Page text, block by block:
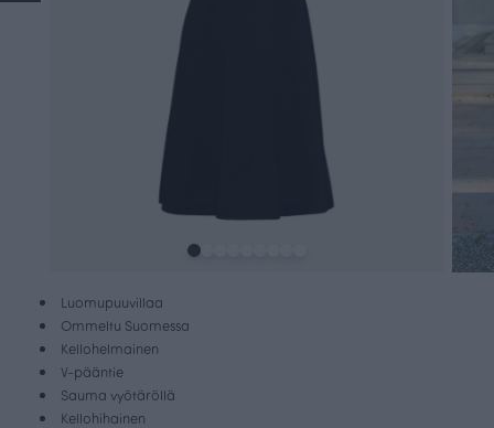
Luomupuuvillaa
Ommeltu Suomessa
Kellohelmainen
V-pääntie
Sauma vyötäröllä
Kellohihainen